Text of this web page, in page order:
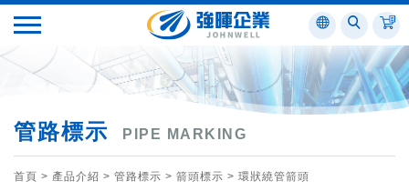
管路標示 PIPE MARKING
首頁 > 產品介紹 > 管路標示 > 箭頭標示 > 環狀繞管箭頭